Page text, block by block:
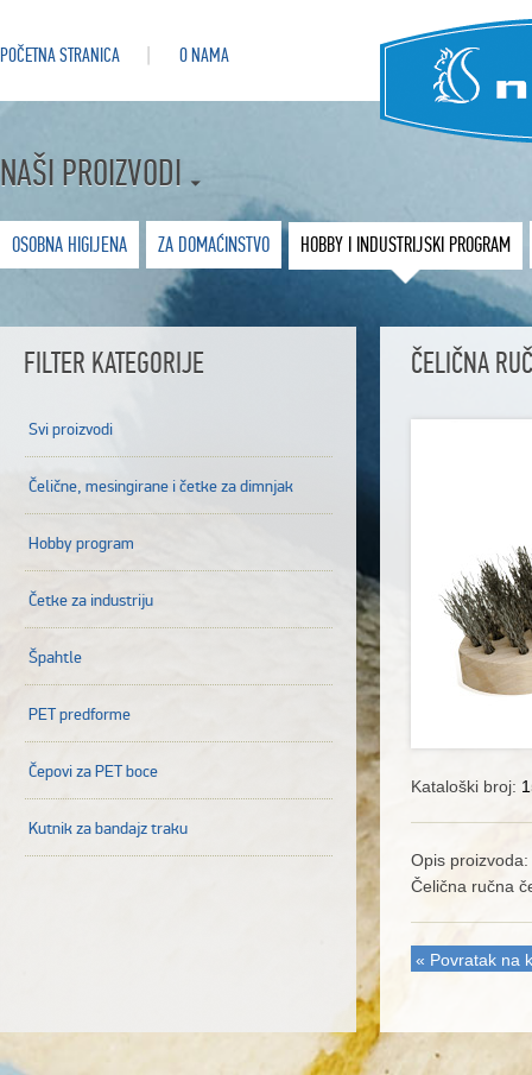
POČETNA STRANICA O NAMA
NAŠI PROIZVODI
OSOBNA HIGIJENA ZA DOMAĆINSTVO HOBBY I INDUSTRIJSKI PROGRAM
FILTER KATEGORIJE
Svi proizvodi
Čelične, mesingirane i četke za dimnjak
Hobby program
Četke za industriju
Špahtle
PET predforme
Čepovi za PET boce
Kutnik za bandajz traku
ČELIČNA
Kataloški broj:
Opis proizvoda:
Čelična ručna
« Povratak na